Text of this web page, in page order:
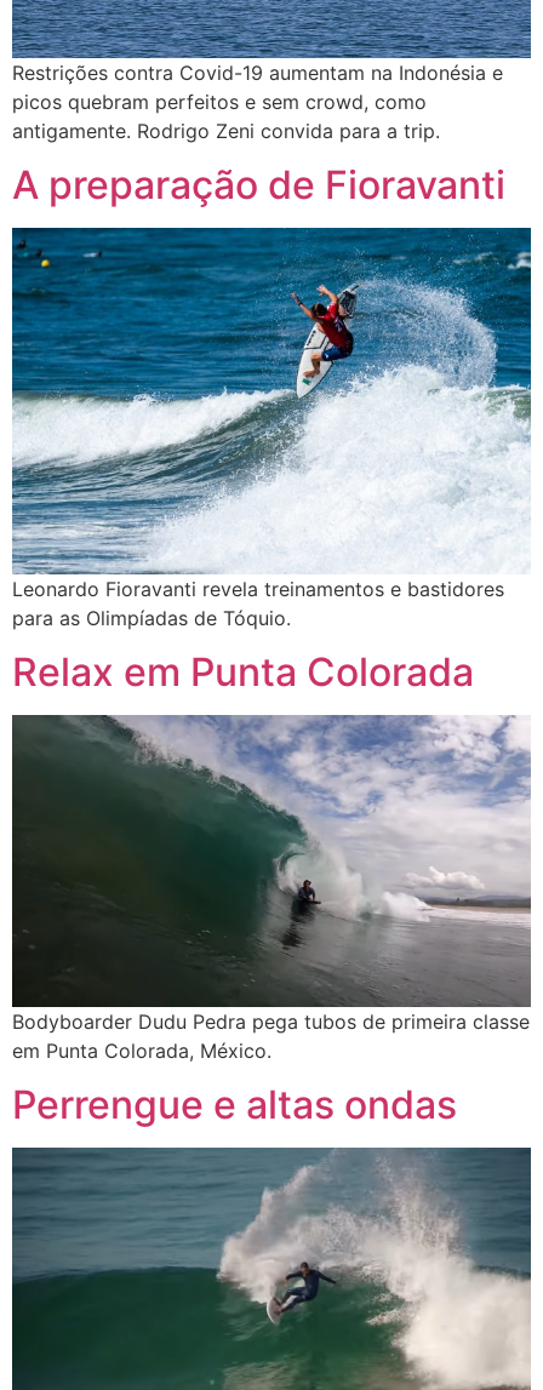
Restrições contra Covid-19 aumentam na Indonésia e
picos quebram perfeitos e sem crowd, como
antigamente. Rodrigo Zeni convida para a trip.
A preparação de Fioravanti
Leonardo Fioravanti revela treinamentos e bastidores
para as Olimpíadas de Tóquio.
Relax em Punta Colorada
Bodyboarder Dudu Pedra pega tubos de primeira classe
em Punta Colorada, México.
Perrengue e altas ondas